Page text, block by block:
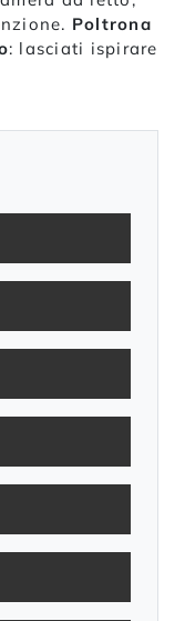
Poltrona
: lasciati ispirare